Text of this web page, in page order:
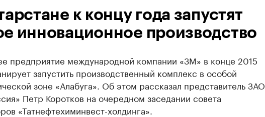
к концу года запустят
инновационное производство
предприятие международной компании «3М» в конце 2015
запустить производственный комплекс в особой
зоне «Алабуга». Об этом рассказал представитель ЗАО
Петр Коротков на очередном заседании совета
«Татнефтехиминвест-холдинга».